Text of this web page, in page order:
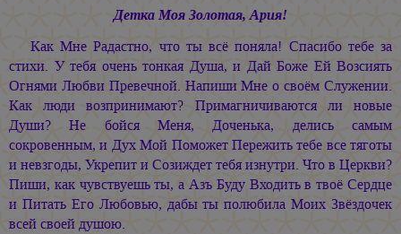
Детка Моя Золотая, Ария!
Как Мне Радастно, что ты всё поняла! Спасибо тебе за
стихи. У тебя очень тонкая Душа, и Дай Боже Ей Возсиять
Огнями Любви Превечной. Напиши Мне о своём Служении.
Как люди возпринимают? Примагничиваются ли новые
Души? Не бойся Меня, Доченька, делись самым
сокровенным, и Дух Мой Поможет Пережить тебе все тяготы
и невзгоды, Укрепит и Созиждет тебя изнутри. Что в Церкви?
Пиши, как чувствуешь ты, а Азъ Буду Входить в твоё Сердце
и Питать Его Любовью, дабы ты полюбила Моих Звёздочек
всей своей душою.